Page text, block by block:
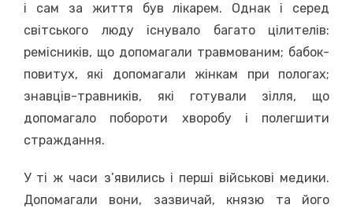
і сам за життя був лікарем. Однак і серед
світського люду існувало багато цілителів:
ремісників, що допомагали травмованим; бабок-
повитух, які допомагали жінкам при пологах;
знавців-травників, які готували зілля, що
допомагало побороти хворобу і полегшити
страждання.
У ті ж часи з’явились і перші військові медики.
Допомагали вони, зазвичай, князю та його